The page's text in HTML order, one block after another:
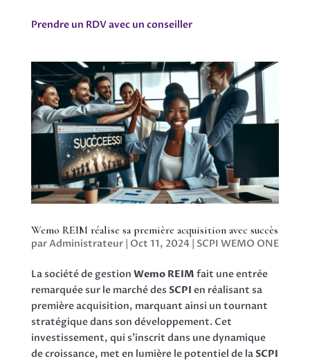
Prendre un RDV avec un conseiller
Wemo REIM réalise sa première acquisition avec succès
parAdministrateur| Oct 11, 2024| SCPI WEMO ONE
La société de gestion Wemo REIM fait une entrée
remarquée sur le marché des SCPI en réalisant sa
première acquisition, marquant ainsi un tournant
stratégique dans son développement. Cet
investissement, qui s’inscrit dans une dynamique
de croissance, met en lumière le potentiel de laSCPI